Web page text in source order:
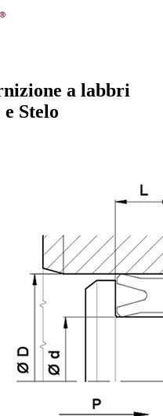
a labbri
Stelo